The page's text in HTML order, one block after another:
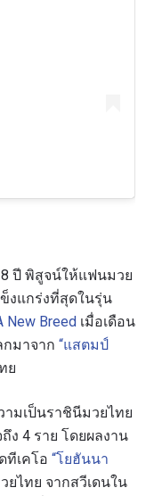
ปี พิสูจน์ให้แฟนมวย
งแกร่งที่สุดในรุ่น
New Breed เมื่อเดือน
มาจาก “แสตมป์
ย
ามเป็นราชินีมวยไทย
ง 4 ราย โดยผลงาน
ทีเคโอ “โยฮันนา
ยไทย จากสวีเดนใน